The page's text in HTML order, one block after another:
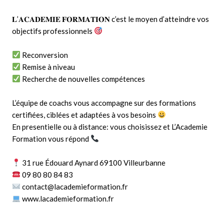
𝐋’𝐀𝐂𝐀𝐃𝐄𝐌𝐈𝐄 𝐅𝐎𝐑𝐌𝐀𝐓𝐈𝐎𝐍 c’est le moyen d’atteindre vos
objectifs professionnels
Reconversion
Remise à niveau
Recherche de nouvelles compétences
L’équipe de coachs vous accompagne sur des formations
certifiées, ciblées et adaptées à vos besoins
En presentielle ou à distance: vous choisissez et L’Academie
Formation vous répond
31 rue Édouard Aynard 69100 Villeurbanne
09 80 80 84 83
contact@lacademieformation.fr
www.lacademieformation.fr